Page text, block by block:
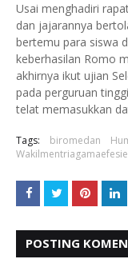
Usai menghadiri
dan jajarannya
bertemu para siswa
keberhasilan Romo
akhirnya ikut ujian
pada perguruan
telat memasukkan
Tags: biromedan
POSTING